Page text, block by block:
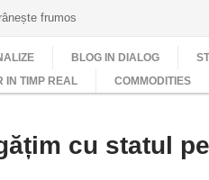
frumos
BLOG IN DIALOG
IN TIMP REAL
COMMODITIES
cu statul